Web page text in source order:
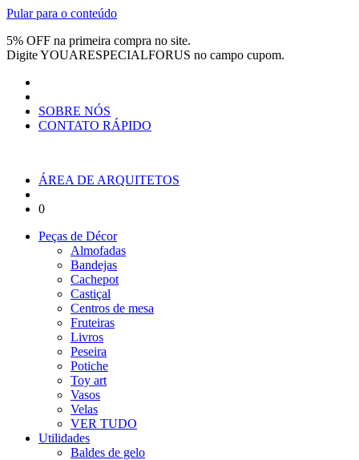
Pular para o conteúdo
5% OFF na primeira compra no site.
DigiteYOUARESPECIALFORUS no campo cupom.
SOBRE NÓS
CONTATO RÁPIDO
ÁREA DE ARQUITETOS
0
Peças de Décor
Almofadas
Bandejas
Cachepot
Castiçal
Centros de mesa
Fruteiras
Livros
Peseira
Potiche
Toy art
Vasos
Velas
VER TUDO
Utilidades
Baldes de gelo